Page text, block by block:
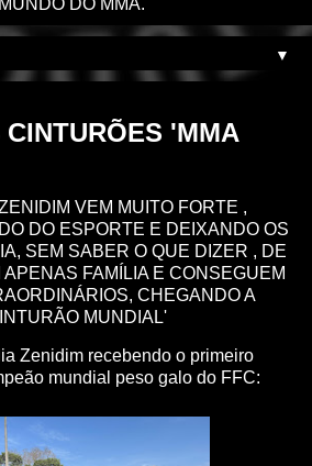
▼
'MMA
VEM MUITO FORTE ,
DO ESPORTE E DEIXANDO OS
SEM SABER O QUE DIZER , DE
FAMÍLIA E CONSEGUEM
CHEGANDO A
MUNDIAL'
Zenidim recebendo o primeiro
mundial peso galo do FFC: